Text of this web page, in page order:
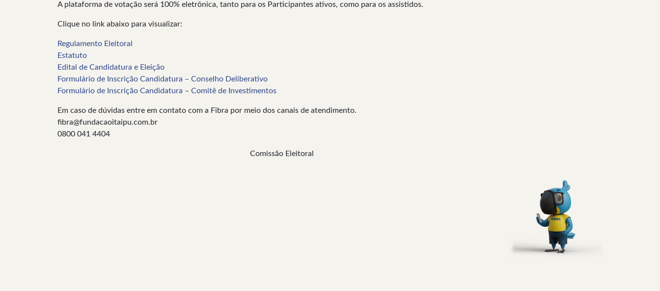
A plataforma de votação será 100% eletrônica, tanto para os Participantes ativos, como para os assistidos.
Clique no link abaixo para visualizar:
Regulamento Eleitoral
Estatuto
Edital de Candidatura e Eleição
Formulário de Inscrição Candidatura – Conselho Deliberativo
Formulário de Inscrição Candidatura – Comitê de Investimentos
Em caso de dúvidas entre em contato com a Fibra por meio dos canais de atendimento.
fibra@fundacaoitaipu.com.br
0800 041 4404
Comissão Eleitoral